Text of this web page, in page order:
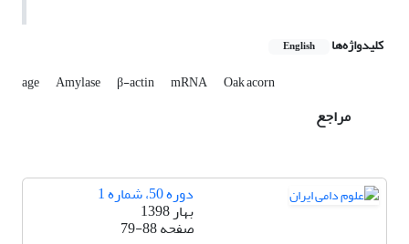
کلیدواژه‌ها English
age Amylase β-actin mRNA Oak acorn
مراجع
دوره 50، شماره 1
بهار 1398
صفحه79-88